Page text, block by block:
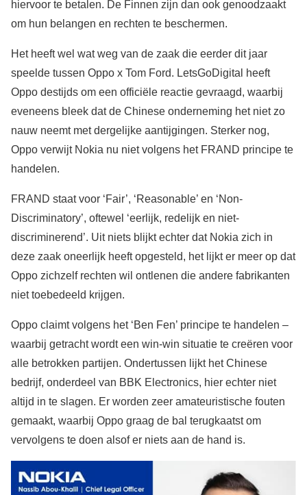
hiervoor te betalen. De Finnen zijn dan ook genoodzaakt
om hun belangen en rechten te beschermen.
Het heeft wel wat weg van de zaak die eerder dit jaar
speelde tussen Oppo x Tom Ford. LetsGoDigital heeft
Oppo destijds om een officiële reactie gevraagd, waarbij
eveneens bleek dat de Chinese onderneming het niet zo
nauw neemt met dergelijke aantijgingen. Sterker nog,
Oppo verwijt Nokia nu niet volgens het FRAND principe te
handelen.
FRAND staat voor ‘Fair’, ‘Reasonable’ en ‘Non-
Discriminatory’, oftewel ‘eerlijk, redelijk en niet-
discriminerend’. Uit niets blijkt echter dat Nokia zich in
deze zaak oneerlijk heeft opgesteld, het lijkt er meer op dat
Oppo zichzelf rechten wil ontlenen die andere fabrikanten
niet toebedeeld krijgen.
Oppo claimt volgens het ‘Ben Fen’ principe te handelen –
waarbij getracht wordt een win-win situatie te creëren voor
alle betrokken partijen. Ondertussen lijkt het Chinese
bedrijf, onderdeel van BBK Electronics, hier echter niet
altijd in te slagen. Er worden zeer amateuristische fouten
gemaakt, waarbij Oppo graag de bal terugkaatst om
vervolgens te doen alsof er niets aan de hand is.